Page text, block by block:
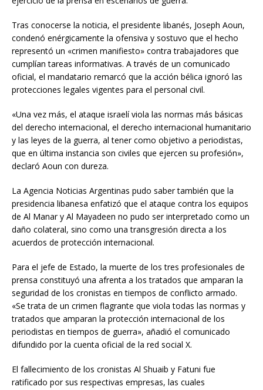
Tras conocerse la noticia, el presidente libanés, Joseph Aoun,
condenó enérgicamente la ofensiva y sostuvo que el hecho
representó un «crimen manifiesto» contra trabajadores que
cumplían tareas informativas. A través de un comunicado
oficial, el mandatario remarcó que la acción bélica ignoró las
protecciones legales vigentes para el personal civil.
«Una vez más, el ataque israelí viola las normas más básicas
del derecho internacional, el derecho internacional humanitario
y las leyes de la guerra, al tener como objetivo a periodistas,
que en última instancia son civiles que ejercen su profesión»,
declaró Aoun con dureza.
La Agencia Noticias Argentinas pudo saber también que la
presidencia libanesa enfatizó que el ataque contra los equipos
de Al Manar y Al Mayadeen no pudo ser interpretado como un
daño colateral, sino como una transgresión directa a los
acuerdos de protección internacional.
Para el jefe de Estado, la muerte de los tres profesionales de
prensa constituyó una afrenta a los tratados que amparan la
seguridad de los cronistas en tiempos de conflicto armado.
«Se trata de un crimen flagrante que viola todas las normas y
tratados que amparan la protección internacional de los
periodistas en tiempos de guerra», añadió el comunicado
difundido por la cuenta oficial de la red social X.
El fallecimiento de los cronistas Al Shuaib y Fatuni fue
ratificado por sus respectivas empresas, las cuales